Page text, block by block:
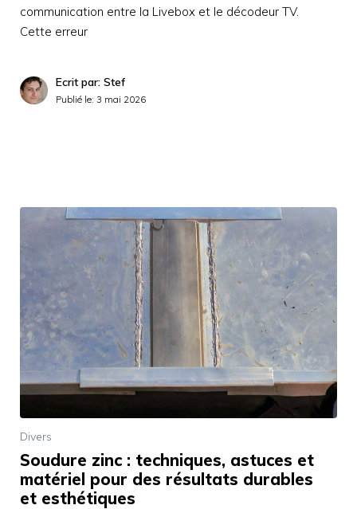
communication entre la Livebox et le décodeur TV.
Cette erreur
Ecrit par: Stef
Publié le: 3 mai 2026
Divers
Soudure zinc : techniques, astuces et
matériel pour des résultats durables
et esthétiques